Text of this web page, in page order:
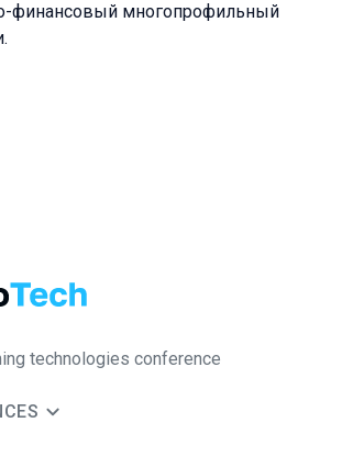
финансовый многопрофильный
technologies conference